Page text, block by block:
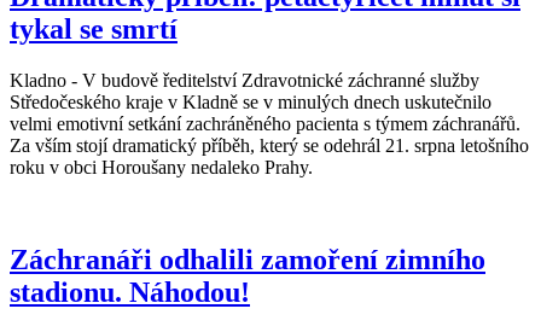
tykal se smrtí
Kladno - V budově ředitelství Zdravotnické záchranné služby
Středočeského kraje v Kladně se v minulých dnech uskutečnilo
velmi emotivní setkání zachráněného pacienta s týmem záchranářů.
Za vším stojí dramatický příběh, který se odehrál 21. srpna letošního
roku v obci Horoušany nedaleko Prahy.
Záchranáři odhalili zamoření zimního
stadionu. Náhodou!